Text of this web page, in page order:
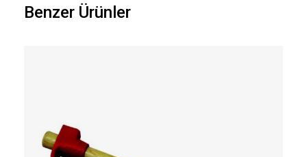
Benzer Ürünler